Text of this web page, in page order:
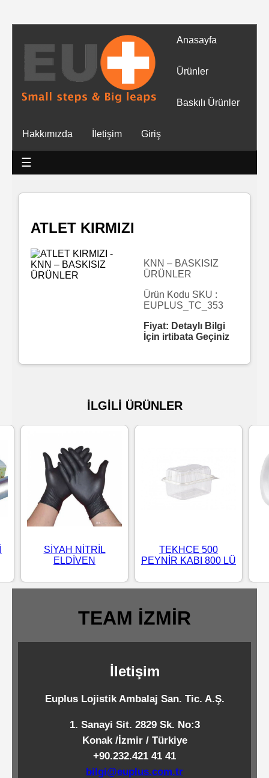
Anasayfa
Ürünler
Baskılı Ürünler
Hakkımızda İletişim Giriş
☰
Tüm
Ürünler
Mendiller
Baskılı
Islak
Mendil
/
Mendiller
Bazlı
Mendiller
Kolonyalı
Mendiller
Standart
Islak
Mendiller
Ürünleri
Temizlik
Kimyasalları
ATLET KIRMIZI
KNN – BASKISIZ
ÜRÜNLER
Ürün Kodu SKU :
EUPLUS_TC_353
Fiyat: Detaylı Bilgi
İçin irtibata Geçiniz
İLGİLİ ÜRÜNLER
SİYAH NİTRİL
ELDİVEN
TEKHCE 500
PEYNİR KABI 800 LÜ
TEAM İZMİR
İletişim
Euplus Lojistik Ambalaj San. Tic. A.Ş.
1. Sanayi Sit. 2829 Sk. No:3
Konak /İzmir / Türkiye
+90.232.421 41 41
bilgi@euplus.com.tr